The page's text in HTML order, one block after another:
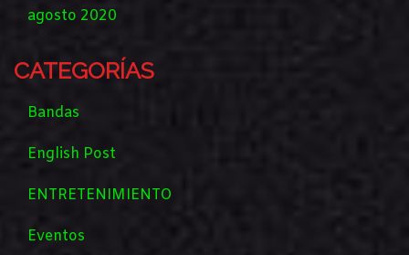
agosto 2020
CATEGORÍAS
Bandas
English Post
ENTRETENIMIENTO
Eventos